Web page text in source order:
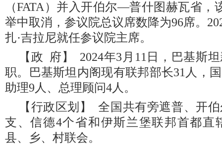
（FATA）并入开伯尔—普什图赫瓦省，
举中取消，参议院总议席数降为96席。
扎·吉拉尼就任参议院主席。
【政 府】 2024年3月11日，巴基斯
职。巴基斯坦内阁现有联邦部长31人，
助理9人、总理顾问4人。
【行政区划】 全国共有旁遮普、开
支、信德4个省和伊斯兰堡联邦首都直
县、乡、村联会。